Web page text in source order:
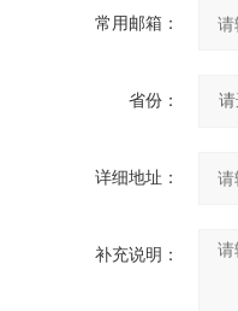
常用邮箱：
省份：
详细地址：
补充说明：